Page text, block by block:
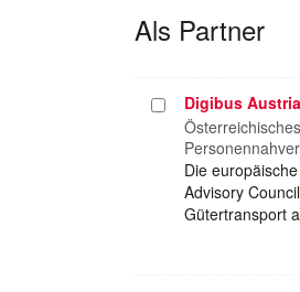
Als Partner
Projekt
auswählen
Digibus Austria
Die
Advisory
Gütertransport